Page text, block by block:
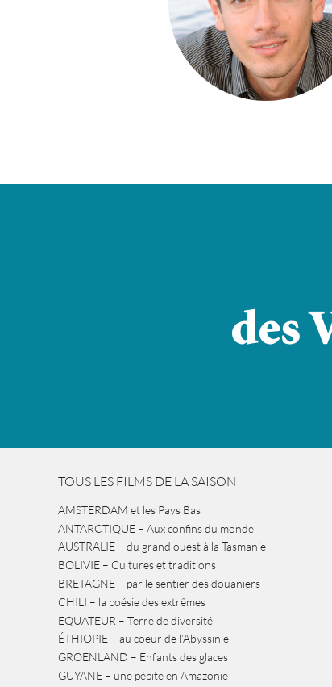
TOUS LES FILMS DE LA SAISON
AMSTERDAM et les Pays Bas
ANTARCTIQUE – Aux confins du monde
AUSTRALIE – du grand ouest à la Tasmanie
BOLIVIE – Cultures et traditions
BRETAGNE – par le sentier des douaniers
CHILI – la poésie des extrêmes
EQUATEUR – Terre de diversité
ÉTHIOPIE – au coeur de l’Abyssinie
GROENLAND – Enfants des glaces
GUYANE – une pépite en Amazonie